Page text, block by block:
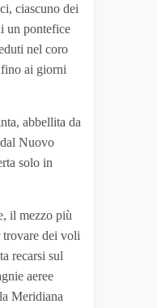
ciascuno dei
un pontefice
nel coro
ai giorni
abbellita da
Nuovo
solo in
il mezzo più
trovare dei voli
recarsi sul
aeree
Meridiana